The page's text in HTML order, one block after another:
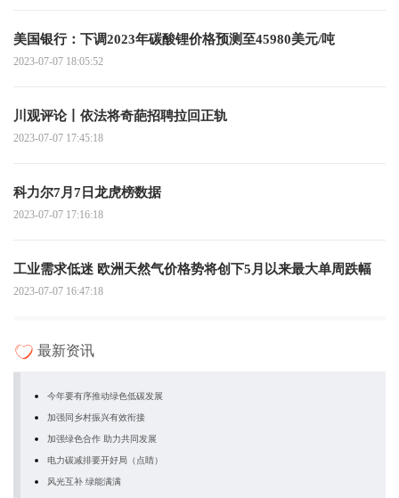
美国银行：下调2023年碳酸锂价格预测至45980美元/吨
2023-07-07 18:05:52
川观评论丨依法将奇葩招聘拉回正轨
2023-07-07 17:45:18
科力尔7月7日龙虎榜数据
2023-07-07 17:16:18
工业需求低迷 欧洲天然气价格势将创下5月以来最大单周跌幅
2023-07-07 16:47:18
最新资讯
今年要有序推动绿色低碳发展
加强同乡村振兴有效衔接
加强绿色合作 助力共同发展
电力碳减排要开好局（点睛）
风光互补 绿能满满